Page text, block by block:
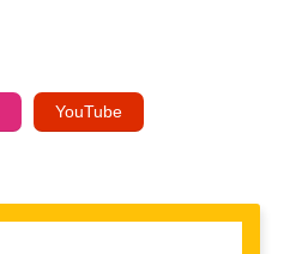
YouTube